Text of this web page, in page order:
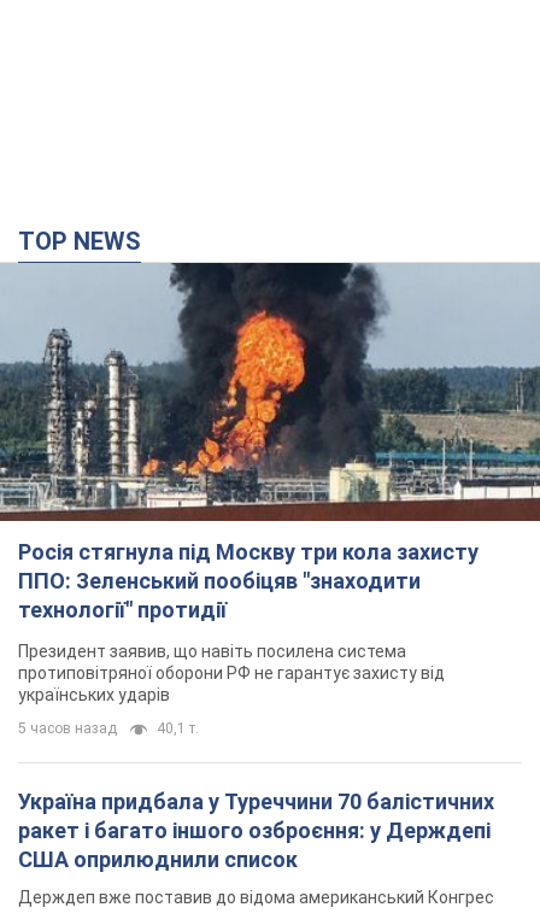
TOP NEWS
Росія стягнула під Москву три кола захисту
ППО: Зеленський пообіцяв "знаходити
технології" протидії
Президент заявив, що навіть посилена система
протиповітряної оборони РФ не гарантує захисту від
українських ударів
5 часов назад 40,1 т.
Україна придбала у Туреччини 70 балістичних
ракет і багато іншого озброєння: у Держдепі
США оприлюднили список
Держдеп вже поставив до відома американський Конгрес